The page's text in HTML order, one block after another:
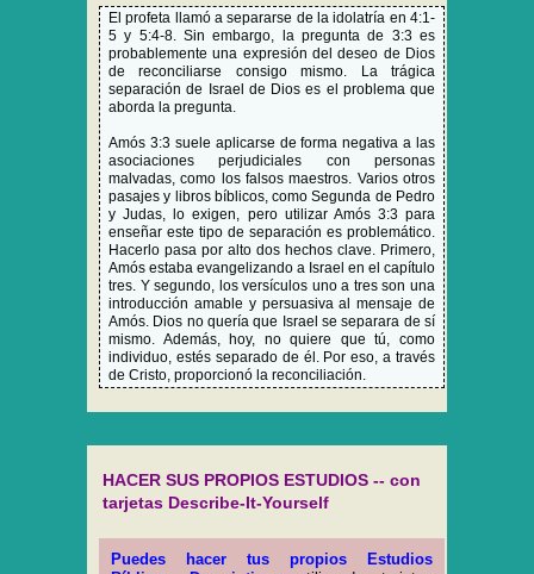
El profeta llamó a separarse de la idolatría en 4:1-
5 y 5:4-8. Sin embargo, la pregunta de 3:3 es
probablemente una expresión del deseo de Dios
de reconciliarse consigo mismo. La trágica
separación de Israel de Dios es el problema que
aborda la pregunta.
Amós 3:3 suele aplicarse de forma negativa a las
asociaciones perjudiciales con personas
malvadas, como los falsos maestros. Varios otros
pasajes y libros bíblicos, como Segunda de Pedro
y Judas, lo exigen, pero utilizar Amós 3:3 para
enseñar este tipo de separación es problemático.
Hacerlo pasa por alto dos hechos clave. Primero,
Amós estaba evangelizando a Israel en el capítulo
tres. Y segundo, los versículos uno a tres son una
introducción amable y persuasiva al mensaje de
Amós. Dios no quería que Israel se separara de sí
mismo. Además, hoy, no quiere que tú, como
individuo, estés separado de él. Por eso, a través
de Cristo, proporcionó la reconciliación.
HACER SUS PROPIOS ESTUDIOS -- con
tarjetas Describe-It-Yourself
Puedes hacer tus propios Estudios